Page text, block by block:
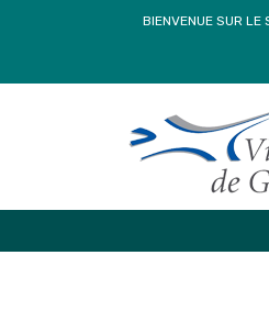
BIENVENUE SUR LE